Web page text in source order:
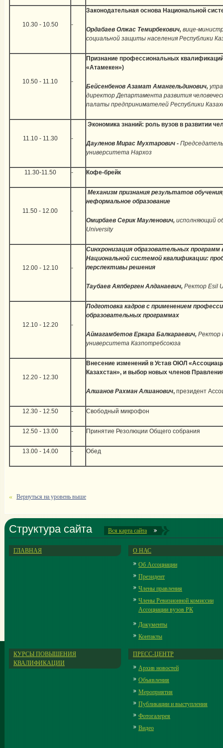
10.30 - 10.50 -
Законодательная основа Национальной
Ордабаев Олжас Темирбекович, вице-
социальной защиты населения Республики
10.50 - 11.10 -
Признание профессиональных
«Атамекен»)
Бейсенбенов Азамат Амангельдинович,
директор Департамента развития
палаты предпринимателей Республики
11.10 - 11.30 -
Экономика знаний: роль вузов в развитии
Дауленов Мирас Мухтарович -
университета Нархоз
11.30-11.50 - Кофе-брейк
11.50 - 12.00 -
Механизм признания результатов
неформальное образование
Омирбаев Серик Мауленович, исполняющий
University
12.00 - 12.10 -
Синхронизация образовательных программ
Национальной системой квалификации:
перспективы решения
Таубаев Аяпберген Алданаевич, Ректор Esil
12.10 - 12.20 -
Подготовка кадров с применением
образовательных программах
Аймагамбетов Еркара Балкараевич, Ректор
университета Казпотребсоюза
12.20 - 12.30
Внесение изменений в Устав ОЮЛ
Казахстан», и выбор новых членов
Алшанов Рахман Алшанович, президент
12.30 - 12.50 - Свободный микрофон
12.50 - 13.00 - Принятие Резолюции Общего собрания
13.00 - 14.00 - Обед
Вернуться на уровень выше
Структура сайта Вся карта сайта
ГЛАВНАЯ
О НАС
Об Ассоциации
Президент
Члены правления
Члены Ревизионной комиссии
Ассоциации вузов РК
Документы
Контакты
КУРСЫ ПОВЫШЕНИЯ
КВАЛИФИКАЦИИ
ПРЕСС-ЦЕНТР
Архив новостей
Объявления
Мероприятия
Публикации и выступления
Фотогалерея
Видео